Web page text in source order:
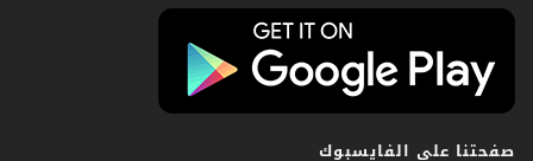
صفحتنا على الفايسبوك